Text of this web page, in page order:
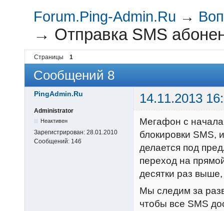
Forum.Ping-Admin.Ru →
→ Отправка SMS
Страницы 1
Сообщений 8
PingAdmin.Ru 14.11.2013
Administrator
Неактивен
Зарегистрирован: 28.01.2010
Сообщений: 146
Мегафон с
блокировки SMS,
делается под
переход на
десятки раз
Мы следим за
чтобы все SMS